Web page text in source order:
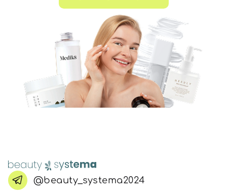
@beauty_systema2024